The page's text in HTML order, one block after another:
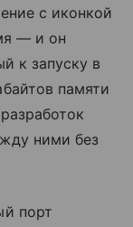
с иконкой
— и он
к запуску в
памяти
ними без
порт